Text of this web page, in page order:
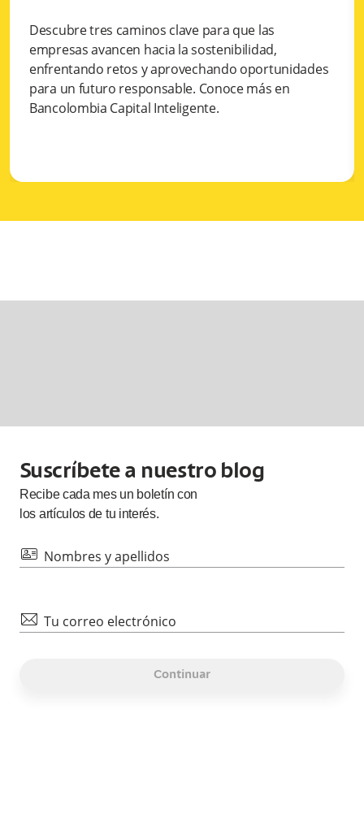
Descubre tres caminos clave para que las
empresas avancen hacia la sostenibilidad,
enfrentando retos y aprovechando oportunidades
para un futuro responsable. Conoce más en
Bancolombia Capital Inteligente.
Suscríbete a nuestro blog
Recibe cada mesun boletín con
los artículos de tu interés.
id Nombres y apellidos
mail Tu correo electrónico
Continuar